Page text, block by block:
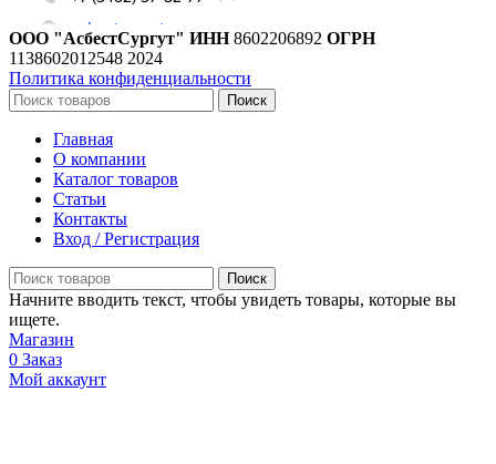
ООО "АсбестСургут" ИНН8602206892 ОГРН
1138602012548 2024
Политика конфиденциальности
Поиск
Главная
О компании
Каталог товаров
Статьи
Контакты
Вход / Регистрация
Поиск
Начните вводить текст, чтобы увидеть товары, которые вы
ищете.
Магазин
0 Заказ
Мой аккаунт